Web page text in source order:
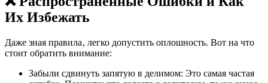
Их Избежать
Даже зная правила‚ легко допустить оплошность. Вот на что
стоит обратить внимание:
Забыли сдвинуть запятую в делимом: Это самая частая